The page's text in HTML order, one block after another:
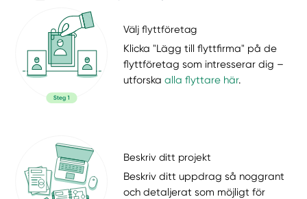
Välj flyttföretag
Klicka "Lägg till flyttfirma" på de
flyttföretag som intresserar dig –
utforskaalla flyttare här.
Beskriv ditt projekt
Beskriv ditt uppdrag så noggrant
och detaljerat som möjligt för